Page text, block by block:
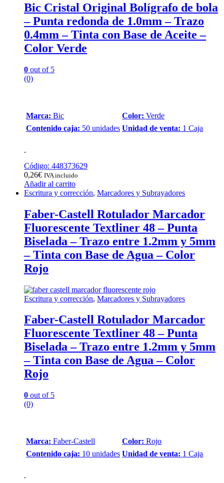
Bic Cristal Original Bolígrafo de bola
– Punta redonda de 1.0mm – Trazo
0.4mm – Tinta con Base de Aceite –
Color Verde
0 out of 5
(0)
Marca: Bic Color: Verde
Contenido caja: 50 unidades Unidad de venta: 1 Caja
Código: 448373629
0,26€ IVA incluido
Añadir al carrito
Escritura y corrección, Marcadores y Subrayadores
Faber-Castell Rotulador Marcador
Fluorescente Textliner 48 – Punta
Biselada – Trazo entre 1.2mm y 5mm
– Tinta con Base de Agua – Color
Rojo
Escritura y corrección, Marcadores y Subrayadores
Faber-Castell Rotulador Marcador
Fluorescente Textliner 48 – Punta
Biselada – Trazo entre 1.2mm y 5mm
– Tinta con Base de Agua – Color
Rojo
0 out of 5
(0)
Marca: Faber-Castell Color: Rojo
Contenido caja: 10 unidades Unidad de venta: 1 Caja